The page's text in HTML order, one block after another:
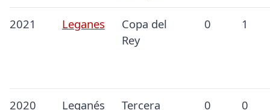
2021 Leganes
Copa del
Rey
0 1
2020
Leganés
Tercera
0 0